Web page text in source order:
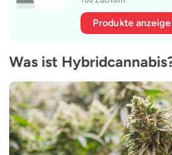
Produkte
Was ist